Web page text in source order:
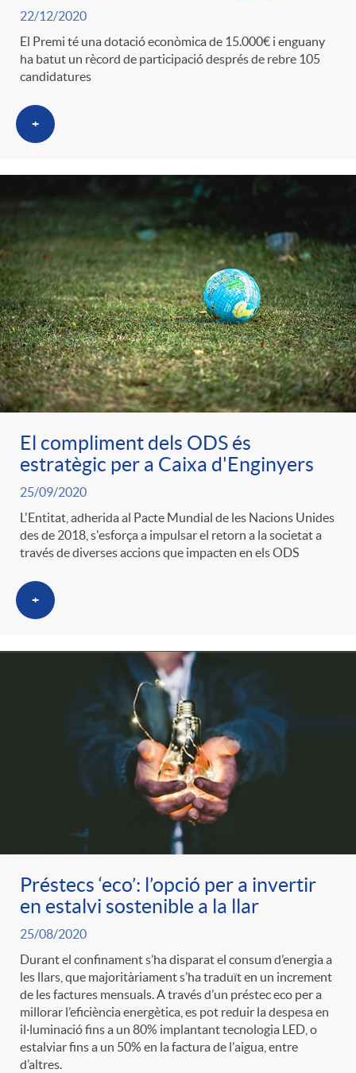
22/12/2020
El Premi té una dotació econòmica de 15.000€ i enguany
ha batut un rècord de participació després de rebre 105
candidatures
+
El compliment dels ODS és
estratègic per a Caixa d'Enginyers
25/09/2020
L'Entitat, adherida al Pacte Mundial de les Nacions Unides
des de 2018, s'esforça a impulsar el retorn a la societat a
través de diverses accions que impacten en els ODS
+
Préstecs ‘eco’: l’opció per a invertir
en estalvi sostenible a la llar
25/08/2020
Durant el confinament s’ha disparat el consum d’energia a
les llars, que majoritàriament s’ha traduït en un increment
de les factures mensuals. A través d’un préstec eco per a
millorar l’eficiència energètica, es pot reduir la despesa en
il·luminació fins a un 80% implantant tecnologia LED, o
estalviar fins a un 50% en la factura de l'aigua, entre
d’altres.